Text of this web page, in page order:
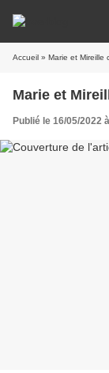
Accueil » Marie et Mireille
Marie et
Publié le 16/05/2022